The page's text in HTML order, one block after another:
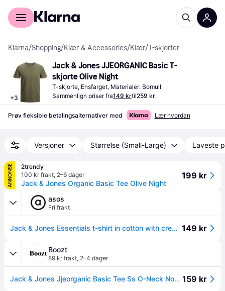
For kunder
Klarna/Shopping/Klær & Accessories/Klær/T-skjorter
+3
Jack & Jones JJEORGANIC Basic T-
skjorte Olive Night
T-skjorte, Ensfarget, Materialer: Bomull
Sammenlign priser fra149 krtil259 kr
Prøv fleksible betalingsalternativer med Lær hvordan
Versjoner Størrelse (Small-Large) Laveste
ANNONSE
2trendy
100 kr frakt, 2–6 dager
Jack & Jones Organic Basic Tee Olive Night
199 kr
asos
Fri frakt
Jack & Jones Essentials t-shirt in cotton with crew neck in khaki - MGREEN 149 kr
Boozt
89 kr frakt, 2–4 dager
Jack & Jones Jjeorganic Basic Tee Ss O-Neck Noos - Green - XXL 159 kr